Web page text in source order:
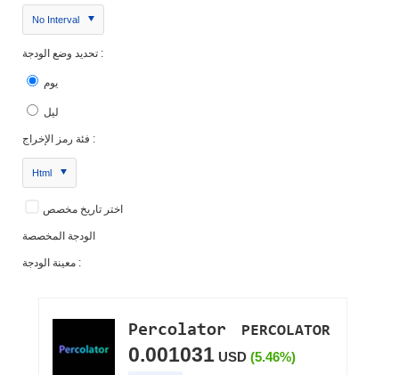
No Interval
تحديد وضع الودجة :
يوم
ليل
فئة رمز الإخراج :
Html
اختر تاريخ مخصص
الودجة المخصصة
معينة الودجة :